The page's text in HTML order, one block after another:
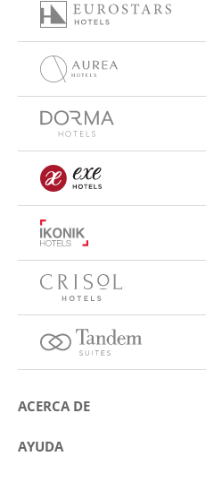
ACERCA DE
Sobre Eurostars Hotel Company
AYUDA